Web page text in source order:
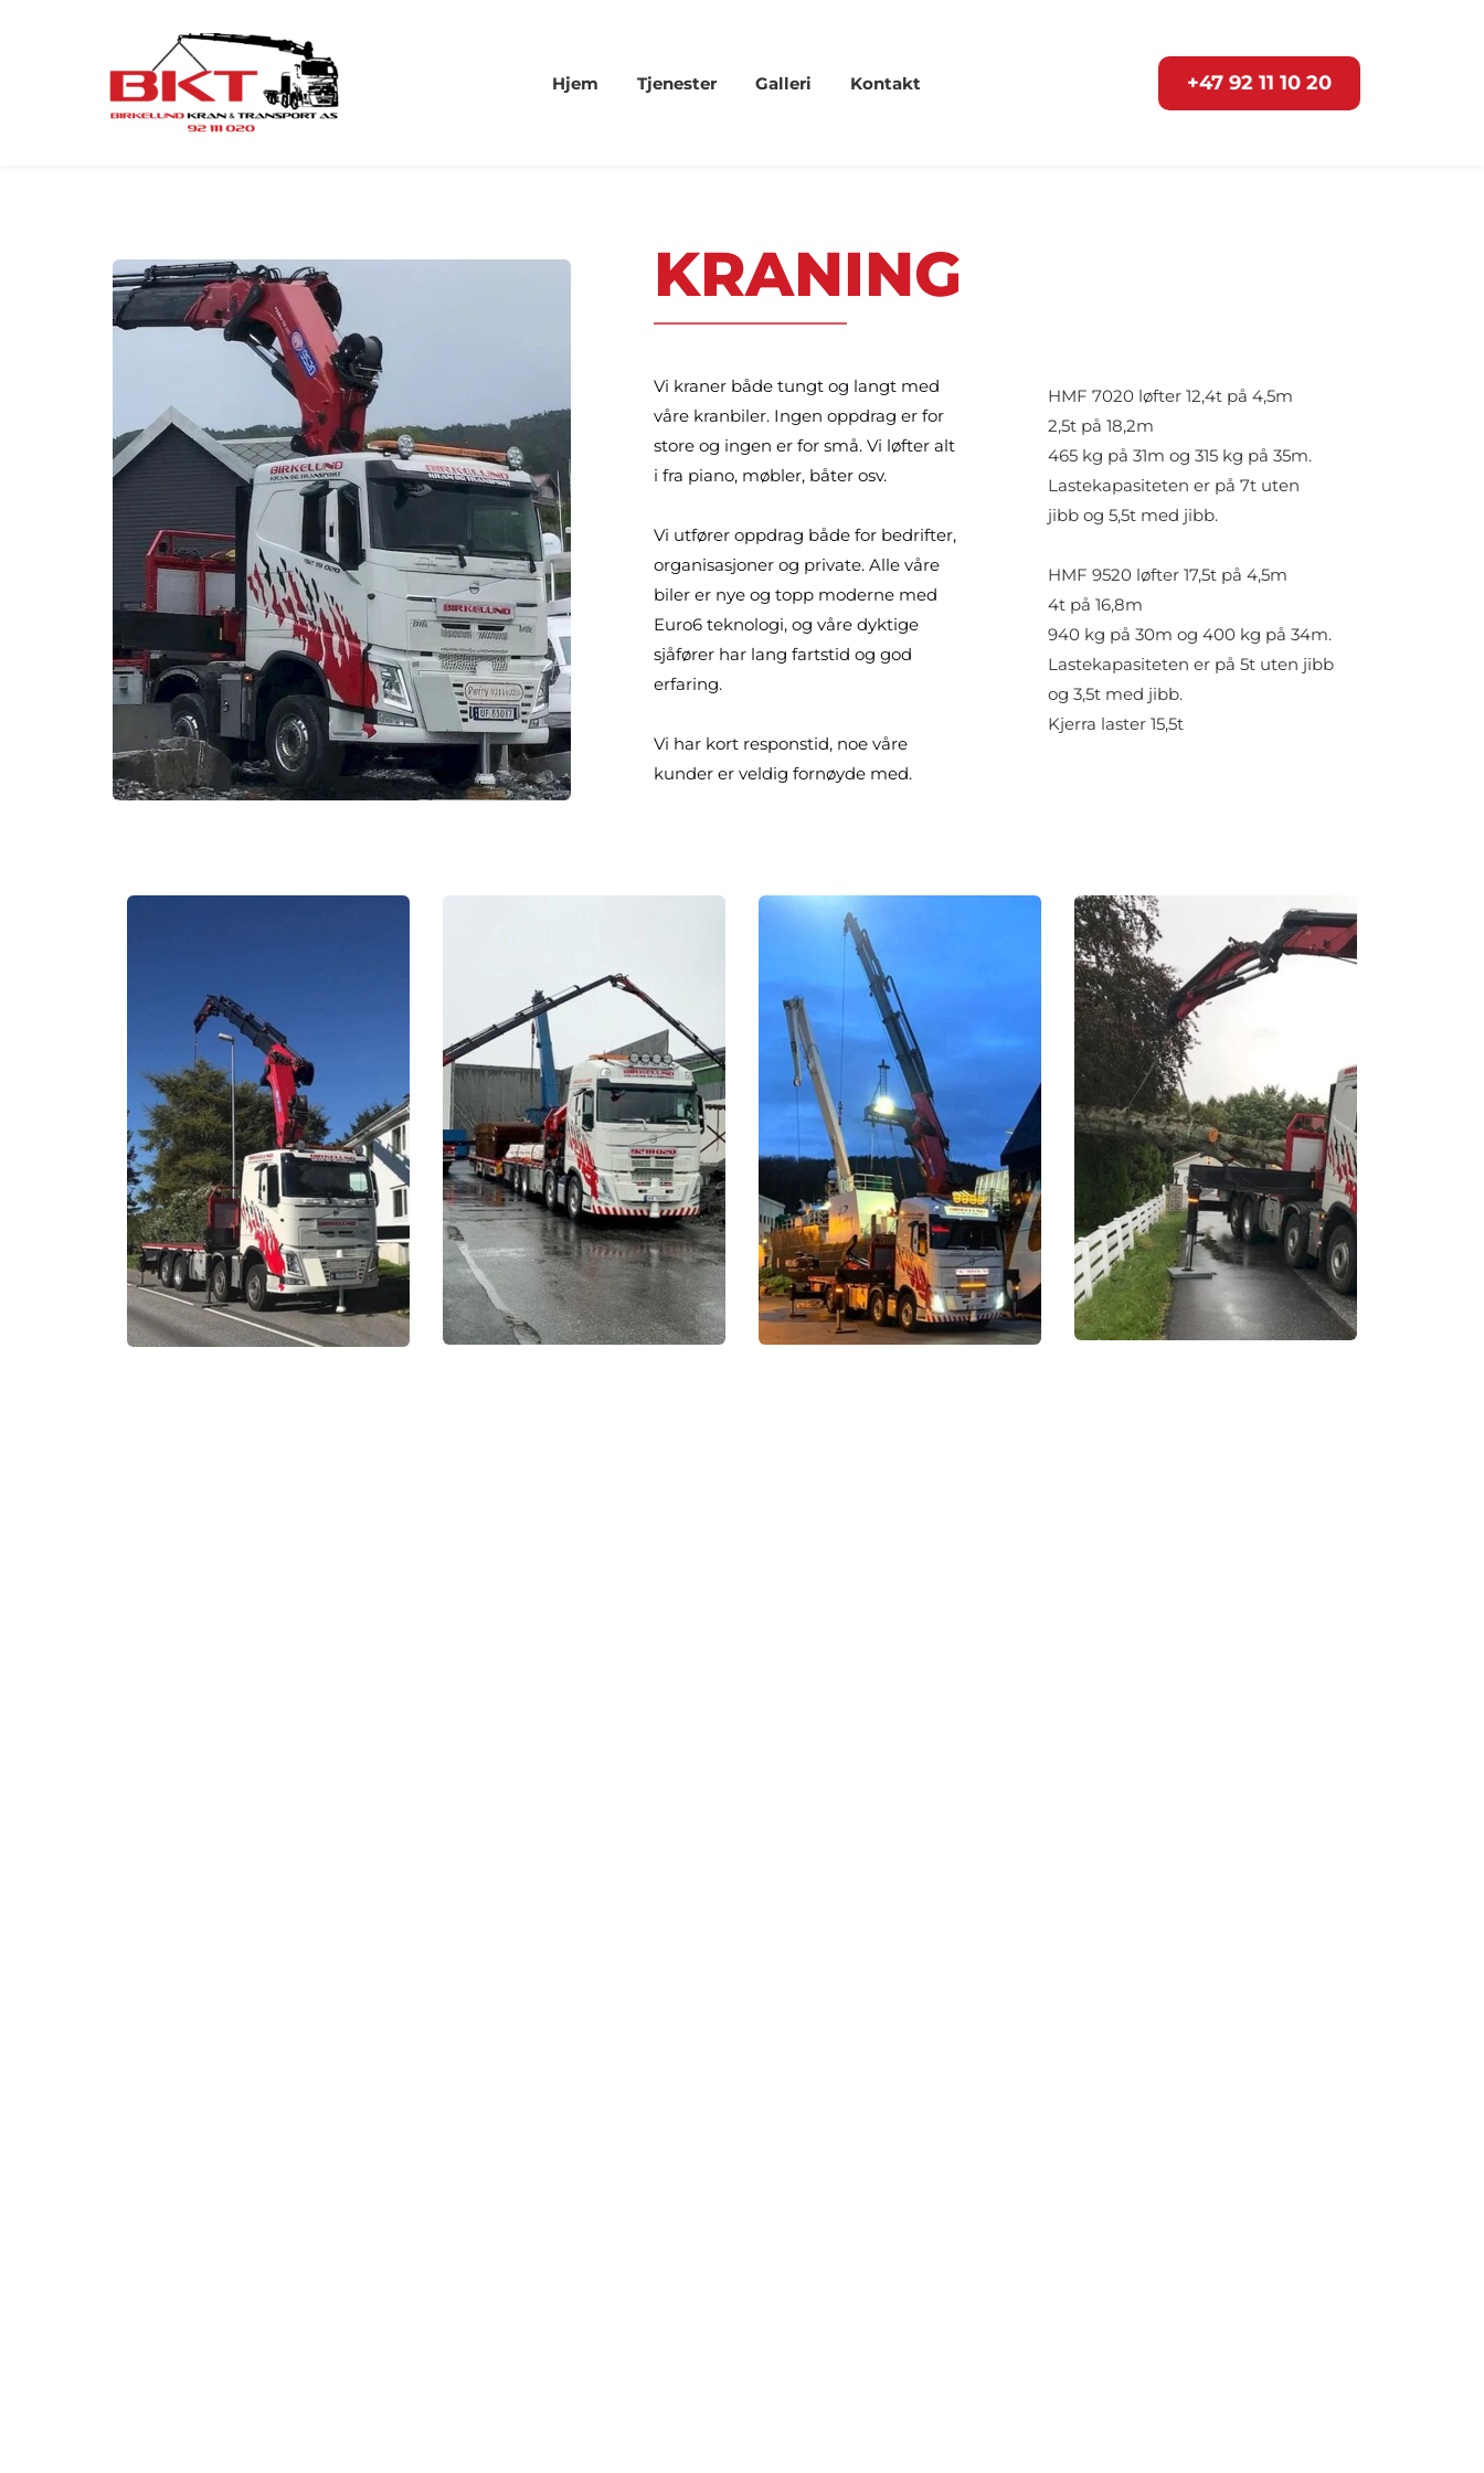
Hjem Tjenester Galleri Kontakt +47 92 11 10 20
KRANING
Vi kraner både tungt og langt med
våre kranbiler. Ingen oppdrag er for
store og ingen er for små. Vi løfter alt
i fra piano, møbler, båter osv.
Vi utfører oppdrag både for bedrifter,
organisasjoner og private. Alle våre
biler er nye og topp moderne med
Euro6 teknologi, og våre dyktige
sjåfører har lang fartstid og god
erfaring.
Vi har kort responstid, noe våre
kunder er veldig fornøyde med.
HMF 7020 løfter 12,4t på 4,5m
2,5t på 18,2m
465 kg på 31m og 315 kg på 35m.
Lastekapasiteten er på 7t uten
jibb og 5,5t med jibb.
HMF 9520 løfter 17,5t på 4,5m
4t på 16,8m
940 kg på 30m og 400 kg på 34m.
Lastekapasiteten er på 5t uten jibb
og 3,5t med jibb.
Kjerra laster 15,5t